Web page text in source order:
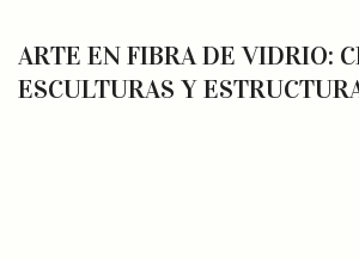
ARTE EN FIBRA DE VIDRIO:
ESCULTURAS Y